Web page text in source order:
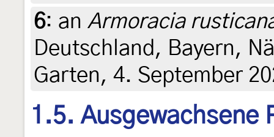
6: an Armoracia
Deutschland, Bayern,
Garten, 4. September
1.5. Ausgewachsene